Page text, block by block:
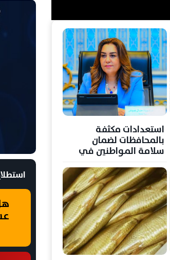
استعدادات مكثفة
بالمحافظات لضمان
سلامة المواطنين في